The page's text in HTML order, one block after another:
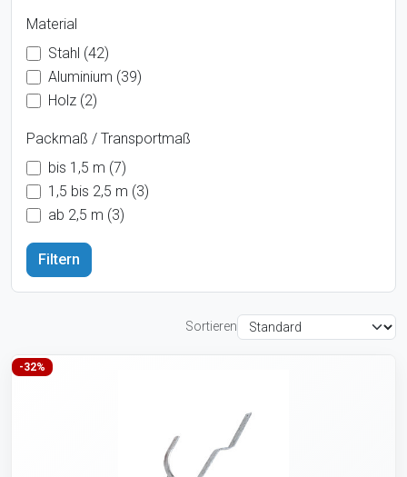
Material
Stahl (42)
Aluminium (39)
Holz (2)
Packmaß / Transportmaß
bis 1,5 m (7)
1,5 bis 2,5 m (3)
ab 2,5 m (3)
Sortieren
-32%